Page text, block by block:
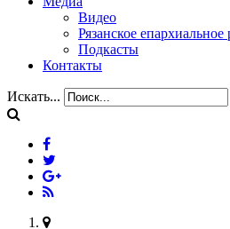
Видео
Рязанское епархиальное
Подкасты
Контакты
Искать...